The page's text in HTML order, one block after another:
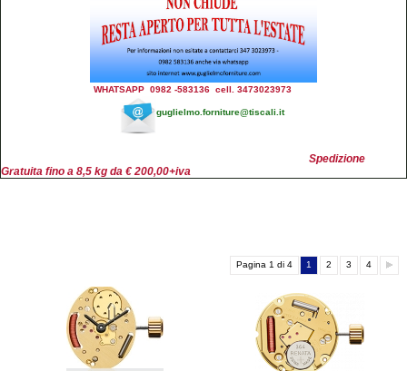
WHATSAPP 0982 -583136 cell. 3473023973
guglielmo.forniture@tiscali.it
Spedizione
Gratuita fino a 8,5 kg da € 200,00+iva
Pagina 1 di 4 1 2 3 4